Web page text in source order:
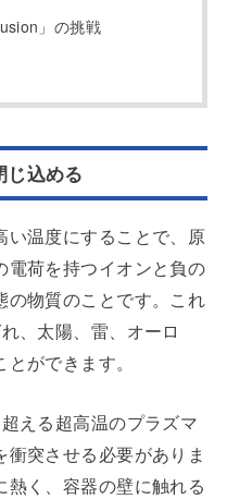
」の挑戦
じ込める
い温度にすることで、原
電荷を持つイオンと負の
の物質のことです。これ
、太陽、雷、オーロ
ができます。
える超高温のプラズマ
突させる必要がありま
く、容器の壁に触れる